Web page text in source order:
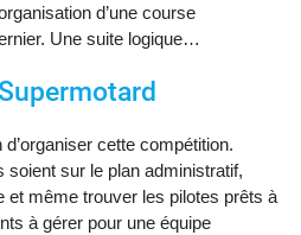
d’une course
Une suite logique…
cette compétition.
soient sur le plan administratif,
et même trouver les pilotes prêts à
à gérer pour une équipe